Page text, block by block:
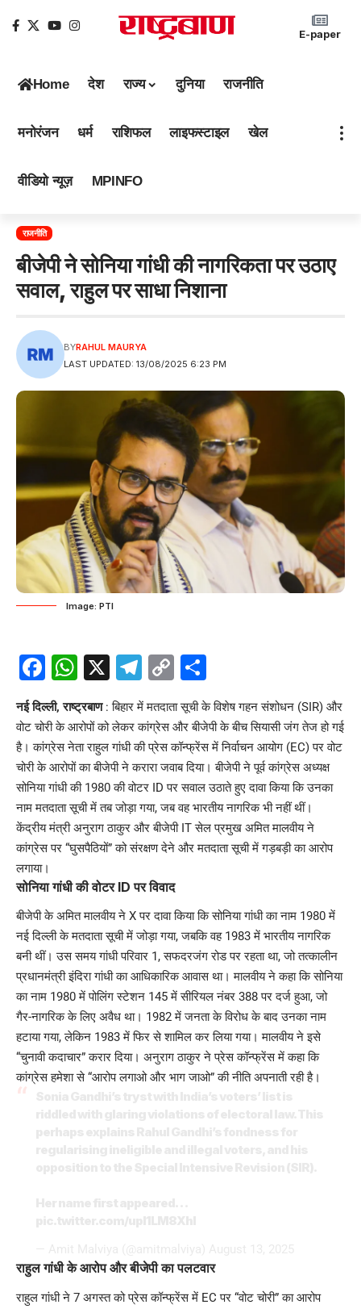
E-paper
Home देश राज्य दुनिया राजनीति
मनोरंजन धर्म राशिफल लाइफस्टाइल खेल
वीडियो न्यूज़ MPINFO
राजनीति
बीजेपी ने सोनिया गांधी की नागरिकता पर उठाए
सवाल, राहुल पर साधा निशाना
LAST UPDATED: 13/08/2025 6:23 PM
BYRAHUL MAURYA
Image: PTI
Facebook
WhatsApp
X Telegram
Copy
Link
नई दिल्ली, राष्ट्रबाण : बिहार में मतदाता सूची के विशेष गहन संशोधन (SIR) और
वोट चोरी के आरोपों को लेकर कांग्रेस और बीजेपी के बीच सियासी जंग तेज हो गई
है। कांग्रेस नेता राहुल गांधी की प्रेस कॉन्फ्रेंस में निर्वाचन आयोग (EC) पर वोट
चोरी के आरोपों का बीजेपी ने करारा जवाब दिया। बीजेपी ने पूर्व कांग्रेस अध्यक्ष
सोनिया गांधी की 1980 की वोटर ID पर सवाल उठाते हुए दावा किया कि उनका
नाम मतदाता सूची में तब जोड़ा गया, जब वह भारतीय नागरिक भी नहीं थीं।
केंद्रीय मंत्री अनुराग ठाकुर और बीजेपी IT सेल प्रमुख अमित मालवीय ने
कांग्रेस पर “घुसपैठियों” को संरक्षण देने और मतदाता सूची में गड़बड़ी का आरोप
लगाया।
सोनिया गांधी की वोटर ID पर विवाद
बीजेपी के अमित मालवीय ने X पर दावा किया कि सोनिया गांधी का नाम 1980 में
नई दिल्ली के मतदाता सूची में जोड़ा गया, जबकि वह 1983 में भारतीय नागरिक
बनी थीं। उस समय गांधी परिवार 1, सफदरजंग रोड पर रहता था, जो तत्कालीन
प्रधानमंत्री इंदिरा गांधी का आधिकारिक आवास था। मालवीय ने कहा कि सोनिया
का नाम 1980 में पोलिंग स्टेशन 145 में सीरियल नंबर 388 पर दर्ज हुआ, जो
गैर-नागरिक के लिए अवैध था। 1982 में जनता के विरोध के बाद उनका नाम
हटाया गया, लेकिन 1983 में फिर से शामिल कर लिया गया। मालवीय ने इसे
“चुनावी कदाचार” करार दिया। अनुराग ठाकुर ने प्रेस कॉन्फ्रेंस में कहा कि
कांग्रेस हमेशा से “आरोप लगाओ और भाग जाओ” की नीति अपनाती रही है।
राहुल गांधी के आरोप और बीजेपी का पलटवार
राहुल गांधी ने 7 अगस्त को प्रेस कॉन्फ्रेंस में EC पर “वोट चोरी” का आरोप